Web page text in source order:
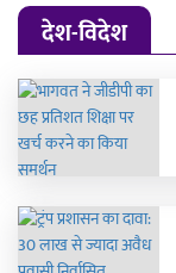
देश-विदेश